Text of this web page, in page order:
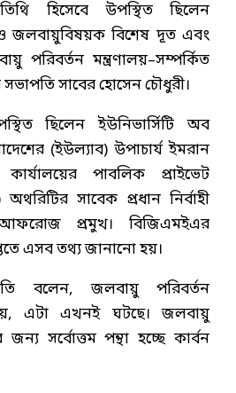
হিসেবে উপস্থিত ছিলেন
ও জলবায়ুবিষয়ক বিশেষ দূত এবং
পরিবর্তন মন্ত্রণালয়–সম্পর্কিত
সভাপতি সাবের হোসেন চৌধুরী।
ছিলেন ইউনিভার্সিটি অব
(ইউল্যাব) উপাচার্য ইমরান
কার্যালয়ের পাবলিক প্রাইভেট
অথরিটির সাবেক প্রধান নির্বাহী
আফরোজ প্রমুখ। বিজিএমইএর
এসব তথ্য জানানো হয়।
বলেন, জলবায়ু পরিবর্তন
এটা এখনই ঘটছে। জলবায়ু
সর্বোত্তম পন্থা হচ্ছে কার্বন